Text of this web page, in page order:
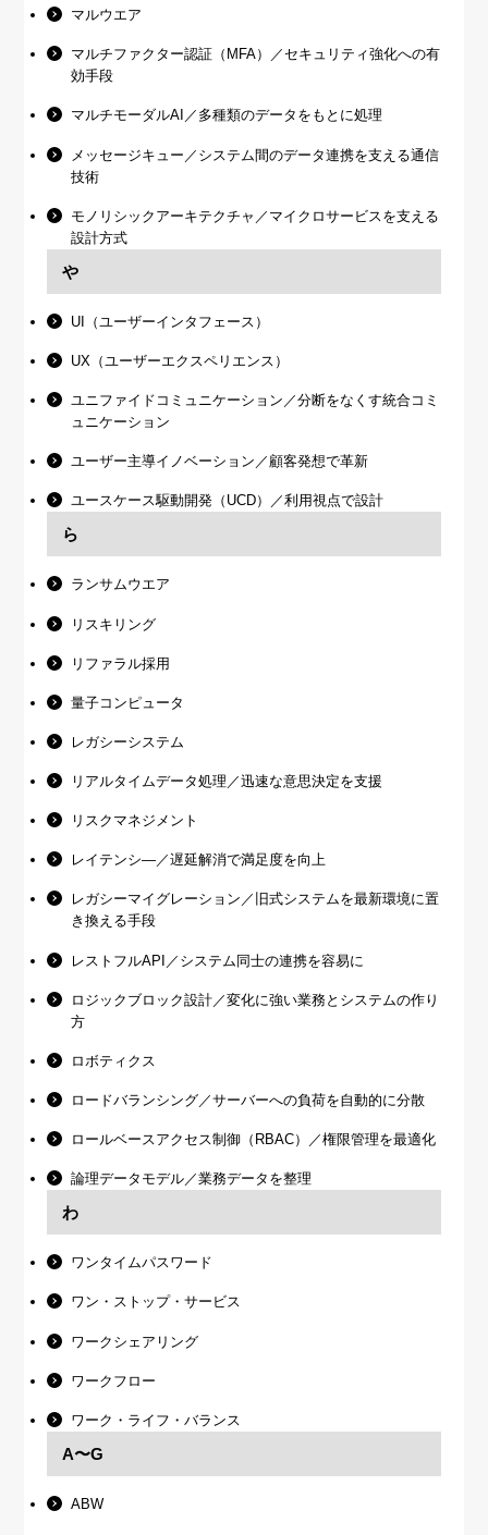
マルウエア
マルチファクター認証（MFA）／セキュリティ強化への有
効手段
マルチモーダルAI／多種類のデータをもとに処理
メッセージキュー／システム間のデータ連携を支える通信
技術
モノリシックアーキテクチャ／マイクロサービスを支える
設計方式
や
UI（ユーザーインタフェース）
UX（ユーザーエクスペリエンス）
ユニファイドコミュニケーション／分断をなくす統合コミ
ュニケーション
ユーザー主導イノベーション／顧客発想で革新
ユースケース駆動開発（UCD）／利用視点で設計
ら
ランサムウエア
リスキリング
リファラル採用
量子コンピュータ
レガシーシステム
リアルタイムデータ処理／迅速な意思決定を支援
リスクマネジメント
レイテンシ―／遅延解消で満足度を向上
レガシーマイグレーション／旧式システムを最新環境に置
き換える手段
レストフルAPI／システム同士の連携を容易に
ロジックブロック設計／変化に強い業務とシステムの作り
方
ロボティクス
ロードバランシング／サーバーへの負荷を自動的に分散
ロールベースアクセス制御（RBAC）／権限管理を最適化
論理データモデル／業務データを整理
わ
ワンタイムパスワード
ワン・ストップ・サービス
ワークシェアリング
ワークフロー
ワーク・ライフ・バランス
A〜G
ABW